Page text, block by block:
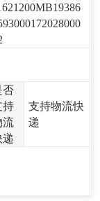
否
持
流
递
支持物流快
递